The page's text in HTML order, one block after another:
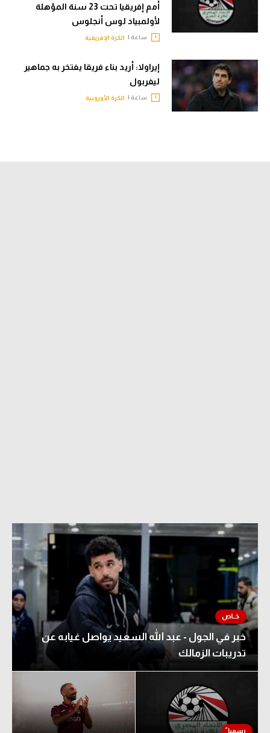
أمم إفريقيا تحت 23 سنة المؤهلة
لأولمبياد لوس أنجلوس
ساعة | الكرة الإفريقية
إيراولا: أريد بناء فريقا يفتخر به جماهير
ليفربول
ساعة | الكرة الأوروبية
خبر في الجول - عبد الله السعيد يواصل غيابه عن
تدريبات الزمالك